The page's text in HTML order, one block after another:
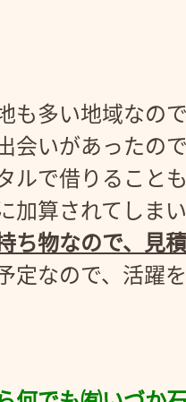
も多い地域なの
会いがあったの
ルで借りること
加算されてしまい
ち物なので、見
定なので、活躍